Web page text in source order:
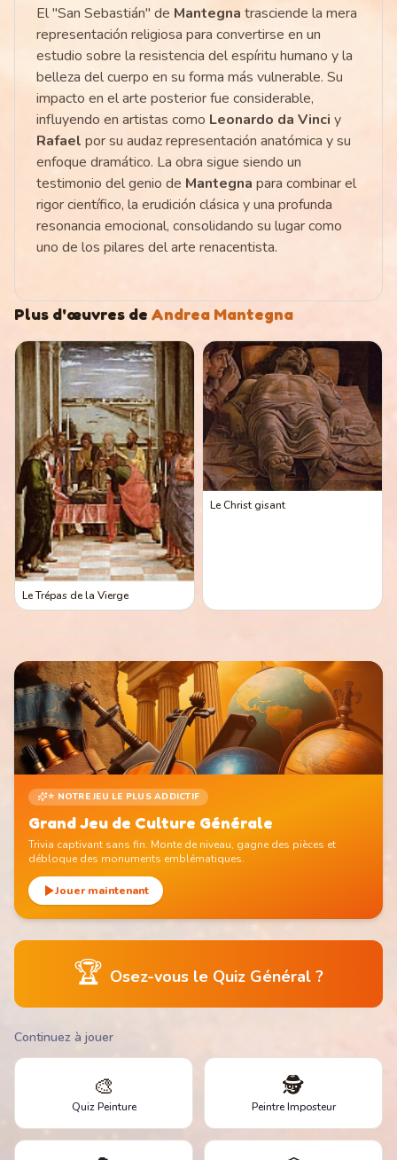
El "San Sebastián" de Mantegna trasciende la mera
representación religiosa para convertirse en un
estudio sobre la resistencia del espíritu humano y la
belleza del cuerpo en su forma más vulnerable. Su
impacto en el arte posterior fue considerable,
influyendo en artistas como Leonardo da Vinci y
Rafael por su audaz representación anatómica y su
enfoque dramático. La obra sigue siendo un
testimonio del genio de Mantegna para combinar el
rigor científico, la erudición clásica y una profunda
resonancia emocional, consolidando su lugar como
uno de los pilares del arte renacentista.
Plus d'œuvres de Andrea Mantegna
Le Trépas de la Vierge
Le Christ gisant
⭐ NOTRE JEU LE PLUS ADDICTIF
Grand Jeu de Culture Générale
Trivia captivant sans fin. Monte de niveau, gagne des pièces et
débloque des monuments emblématiques.
Jouer maintenant
🏆 Osez-vous le Quiz Général ?
Continuez à jouer
🎨
Quiz Peinture
🕵️
Peintre Imposteur